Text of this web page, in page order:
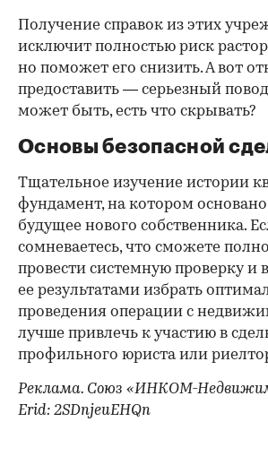
Получение справок из этих
исключит полностью риск
но поможет его снизить. А вот
предоставить — серьезный
может быть, есть что скрывать?
Основы безопасной
Тщательное изучение истории
фундамент, на котором основано
будущее нового собственника.
сомневаетесь, что сможете
провести системную проверку и
ее результатами избрать
проведения операции с
лучше привлечь к участию в
профильного юриста или
Реклама. Союз «ИНКОМ-
Erid: 2SDnjeuEHQn